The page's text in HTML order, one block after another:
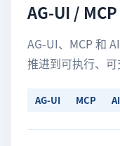
AG-UI /
AG-UI、MCP 和
推进到可执行、可
AG-UI MCP